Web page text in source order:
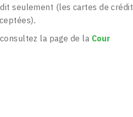
seulement (les cartes de crédit
la page de la Cour